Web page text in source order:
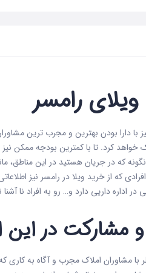
رامسر
با دارا بودن بهترین و مجرب ترین
خواهد کرد. تا با کمترین بودجه ممکن
که در جریان هستید در این مناطق،
که از خرید ویلا در رامسر نیز
در اداره داریی دارد و… رو به افراد نا
مشارکت در این
با مشاوران املاک مجرب و آگاه به کاری